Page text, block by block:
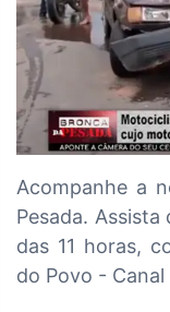
Acompanhe a
Pesada.
das 11 horas,
do Povo -